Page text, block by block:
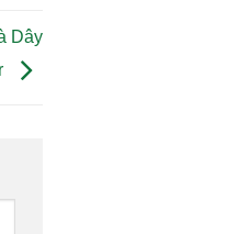
Dây